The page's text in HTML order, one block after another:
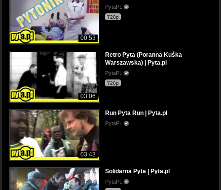
00:53
PytaPL
720p
03:06
Retro Pyta (Poranna Kuśka
Warszawska) | Pyta.pl
PytaPL
720p
03:43
Run Pyta Run | Pyta.pl
PytaPL
Solidarna Pyta | Pyta.pl
PytaPL